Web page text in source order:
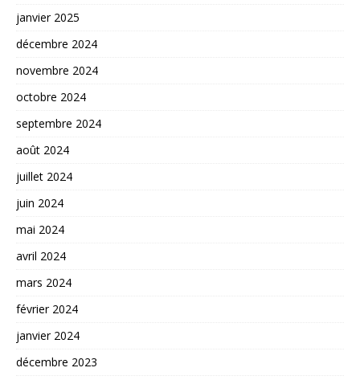
janvier 2025
décembre 2024
novembre 2024
octobre 2024
septembre 2024
août 2024
juillet 2024
juin 2024
mai 2024
avril 2024
mars 2024
février 2024
janvier 2024
décembre 2023